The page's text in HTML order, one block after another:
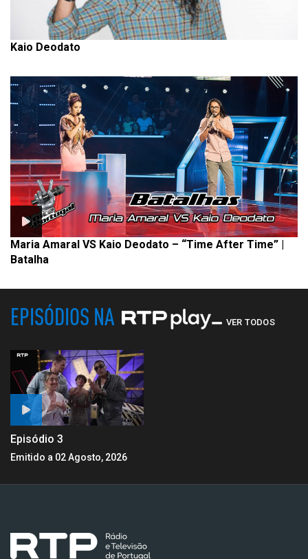
Kaio Deodato
Maria Amaral VS Kaio Deodato – “Time After Time” |
Batalha
EPISÓDIOS NA VER TODOS
Episódio 3
Emitido a 02 Agosto, 2026